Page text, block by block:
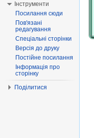
Інструменти
Посилання сюди
Пов'язані
редагування
Спеціальні сторінки
Версія до друку
Постійне посилання
Інформація про
сторінку
Поділитися